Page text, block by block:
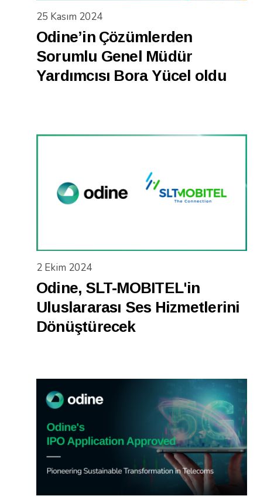
25 Kasım 2024
Odine’in Çözümlerden
Sorumlu Genel Müdür
Yardımcısı Bora Yücel oldu
2 Ekim 2024
Odine, SLT-MOBITEL'in
Uluslararası Ses Hizmetlerini
Dönüştürecek